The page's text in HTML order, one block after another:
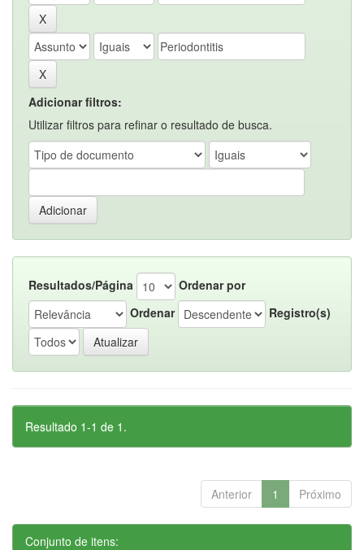
Adicionar filtros:
Utilizar filtros para refinar o resultado de busca.
Resultados/Página
Ordenar por
Ordenar
Registro(s)
Resultado 1-1 de 1.
Anterior 1 Próximo
Conjunto de itens: